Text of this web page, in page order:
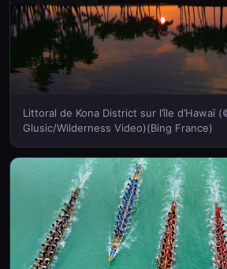
Littoral de Kona District sur l’île d’Hawaï
Glusic/Wilderness Video)(Bing France)